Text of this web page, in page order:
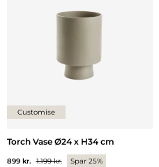
Customise
Torch Vase Ø24 x H34 cm
899 kr. 1.199 kr. Spar 25%